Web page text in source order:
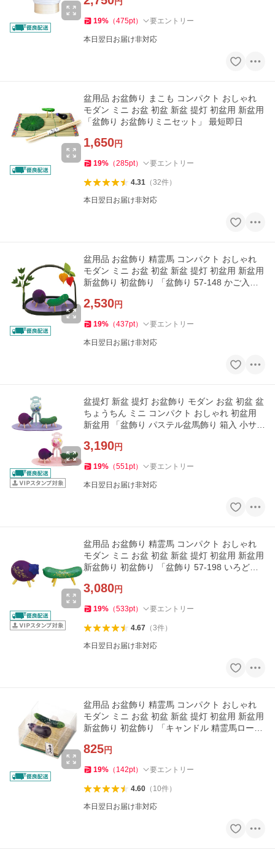
19% （475pt） 要エントリー
本日翌日お届け非対応
盆用品 お盆飾り まこも コンパクト おしゃれ
モダン ミニ お盆 初盆 新盆 提灯 初盆用 新盆用
「盆飾り お盆飾りミニセット」 最短即日
1,650円
19% （285pt） 要エントリー
4.31（32件）
本日翌日お届け非対応
盆用品 お盆飾り 精霊馬 コンパクト おしゃれ
モダン ミニ お盆 初盆 新盆 提灯 初盆用 新盆用
新盆飾り 初盆飾り 「盆飾り 57-148 かご入り
2,530円
19% （437pt） 要エントリー
本日翌日お届け非対応
盆提灯 新盆 提灯 お盆飾り モダン お盆 初盆 盆
ちょうちん ミニ コンパクト おしゃれ 初盆用
新盆用 「盆飾り パステル盆馬飾り 箱入 小サイ
3,190円
19% （551pt） 要エントリー
本日翌日お届け非対応
盆用品 お盆飾り 精霊馬 コンパクト おしゃれ
モダン ミニ お盆 初盆 新盆 提灯 初盆用 新盆用
新盆飾り 初盆飾り 「盆飾り 57-198 いろどり
3,080円
19% （533pt） 要エントリー
4.67（3件）
本日翌日お届け非対応
盆用品 お盆飾り 精霊馬 コンパクト おしゃれ
モダン ミニ お盆 初盆 新盆 提灯 初盆用 新盆用
新盆飾り 初盆飾り 「キャンドル 精霊馬ローソ
825円
19% （ 142pt） 要エントリー
4.60（ 10件）
本日翌日お届け非対応